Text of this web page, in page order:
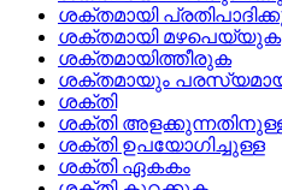
ശക്തമായി
ശക്തമായി മഴപെയ്യുക
ശക്തമായിത്തീരുക
ശക്തമായും
ശക്തി
ശക്തി
ശക്തി ഉപയോഗിച്ചുള്ള
ശക്തി ഏകകം